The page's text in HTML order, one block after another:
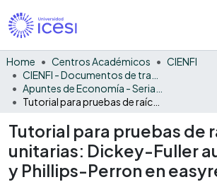
Home Centros Académicos
CIENFI
Tutorial para pruebas de
unitarias: Dickey-Fuller
y Phillips-Perron en